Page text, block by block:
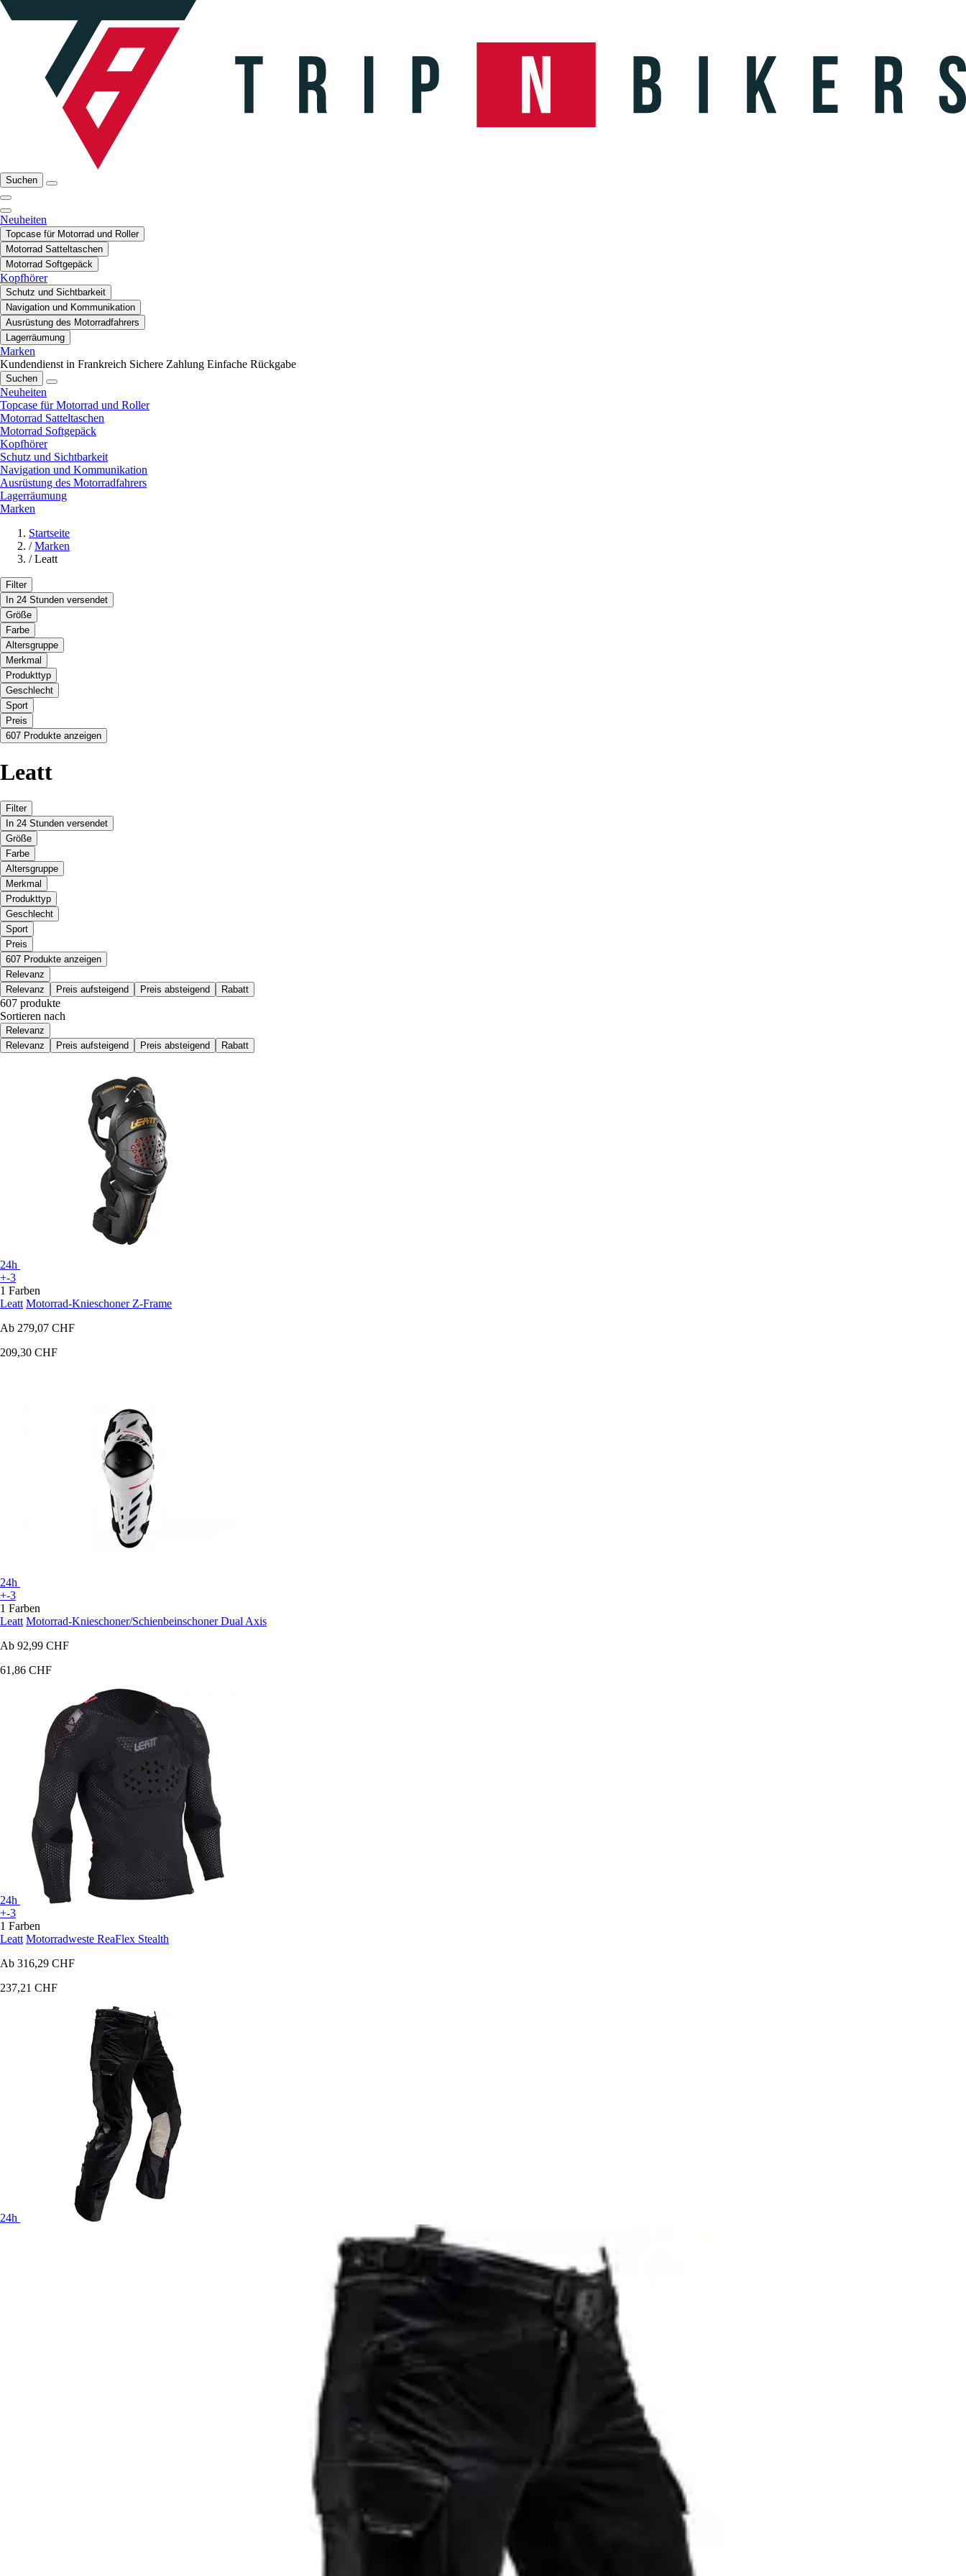
Suchen
Neuheiten
Topcase für Motorrad und Roller
Motorrad Satteltaschen
Motorrad Softgepäck
Kopfhörer
Schutz und Sichtbarkeit
Navigation und Kommunikation
Ausrüstung des Motorradfahrers
Lagerräumung
Marken
Kundendienst in Frankreich Sichere Zahlung Einfache Rückgabe
Suchen
Neuheiten
Topcase für Motorrad und Roller
Motorrad Satteltaschen
Motorrad Softgepäck
Kopfhörer
Schutz und Sichtbarkeit
Navigation und Kommunikation
Ausrüstung des Motorradfahrers
Lagerräumung
Marken
Startseite
/ Marken
/ Leatt
Filter
In 24 Stunden versendet
Größe
Farbe
Altersgruppe
Merkmal
Produkttyp
Geschlecht
Sport
Preis
607 Produkte anzeigen
Leatt
Filter
In 24 Stunden versendet
Größe
Farbe
Altersgruppe
Merkmal
Produkttyp
Geschlecht
Sport
Preis
607 Produkte anzeigen
Relevanz
Relevanz
Preis aufsteigend Preis absteigend Rabatt
607 produkte
Sortieren nach
Relevanz
Relevanz
Preis aufsteigend Preis absteigend Rabatt
24h
+-3
1 Farben
Leatt Motorrad-Knieschoner Z-Frame
Ab 279,07 CHF
209,30 CHF
24h
+-3
1 Farben
Leatt Motorrad-Knieschoner/Schienbeinschoner Dual Axis
Ab 92,99 CHF
61,86 CHF
24h
+-3
1 Farben
Leatt Motorradweste ReaFlex Stealth
Ab 316,29 CHF
237,21 CHF
24h